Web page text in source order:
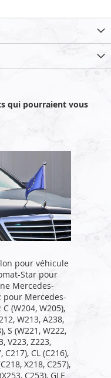
qui pourraient vous
pour véhicule
Star pour
Mercedes-
pour Mercedes-
C (W204, W205),
W213, A238,
S (W221, W222,
V223, Z223,
C217), CL (C216),
X218, C257),
C253), GLE